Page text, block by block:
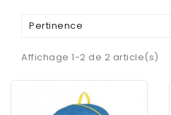
Pertinence
Affichage 1-2 de 2 article(s)